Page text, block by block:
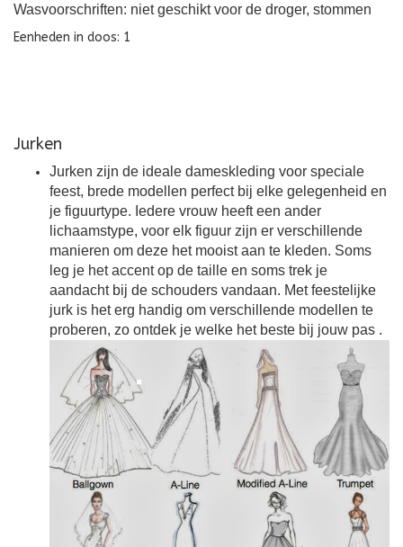
Wasvoorschriften: niet geschikt voor de droger, stommen
Eenheden in doos: 1
Jurken
Jurken zijn de ideale dameskleding voor speciale
feest, brede modellen perfect bij elke gelegenheid en
je figuurtype. Iedere vrouw heeft een ander
lichaamstype, voor elk figuur zijn er verschillende
manieren om deze het mooist aan te kleden. Soms
leg je het accent op de taille en soms trek je
aandacht bij de schouders vandaan. Met feestelijke
jurk is het erg handig om verschillende modellen te
proberen, zo ontdek je welke het beste bij jouw pas .